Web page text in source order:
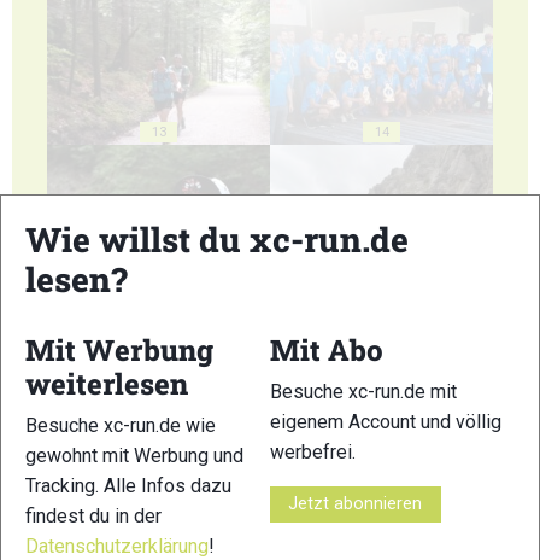
13 14
17
Wie willst du xc-run.de
lesen?
Mit Werbung
weiterlesen
Besuche xc-run.de wie
gewohnt mit Werbung und
Tracking. Alle Infos dazu
findest du in der
Datenschutzerklärung!
Mit Abo
Besuche xc-run.de mit
eigenem Account und völlig
werbefrei.
Jetzt abonnieren